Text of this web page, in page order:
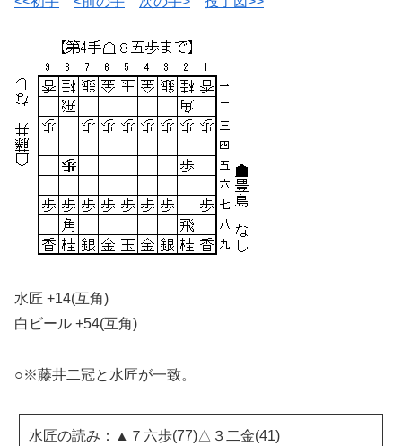
水匠 +14(互角)
白ビール +54(互角)
○※藤井二冠と水匠が一致。
水匠の読み：▲７六歩(77)△３二金(41)